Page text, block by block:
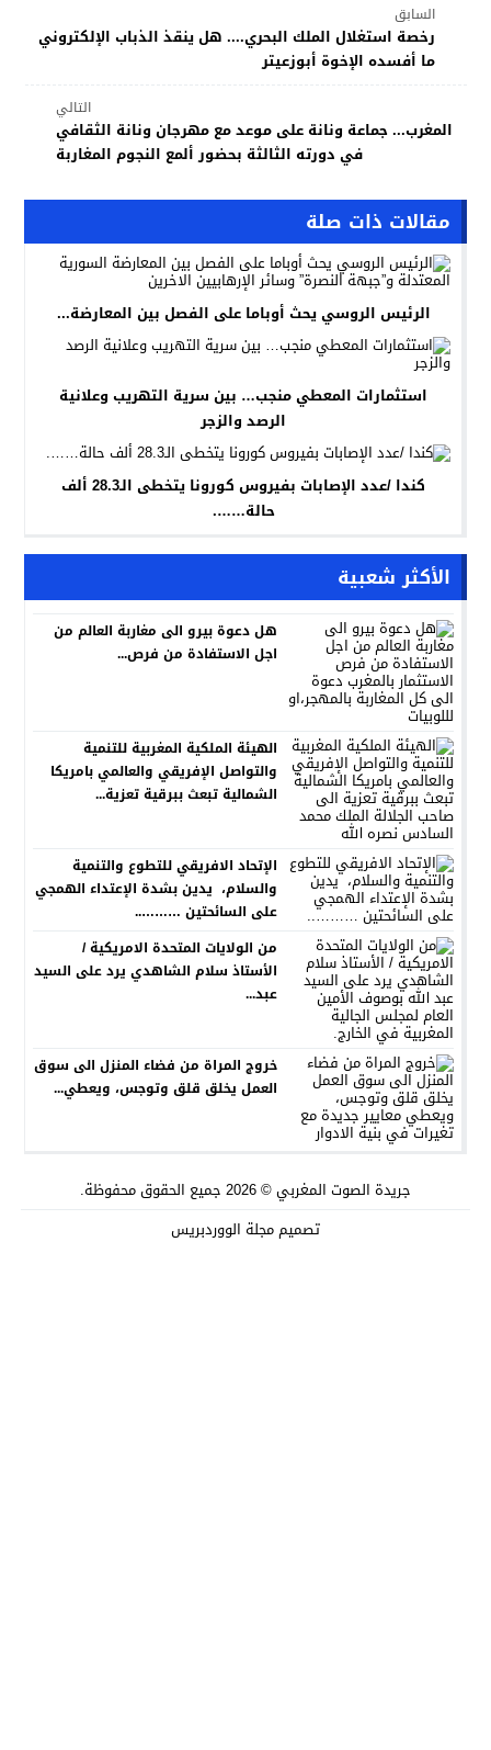
السابق
رخصة استغلال الملك البحري.... هل ينقذ الذباب الإلكتروني
ما أفسده الإخوة أبوزعيتر
التالي
المغرب... جماعة ونانة على موعد مع مهرجان ونانة الثقافي
في دورته الثالثة بحضور ألمع النجوم المغاربة
مقالات ذات صلة
الرئيس الروسي يحث أوباما على الفصل بين المعارضة...
استثمارات المعطي منجب… بين سرية التهريب وعلانية
الرصد والزجر
كندا /عدد الإصابات بفيروس كورونا يتخطى الـ28.3 ألف
حالة…….
الأكثر شعبية
هل دعوة بيرو الى مغاربة العالم من
اجل الاستفادة من فرص...
الهيئة الملكية المغربية للتنمية
والتواصل الإفريقي والعالمي بامريكا
الشمالية تبعث ببرقية تعزية...
الإتحاد الافريقي للتطوع والتنمية
والسلام، يدين بشدة الإعتداء الهمجي
على السائحتين ………..
من الولايات المتحدة الامريكية /
الأستاذ سلام الشاهدي يرد على السيد
عبد...
خروج المراة من فضاء المنزل الى سوق
العمل يخلق قلق وتوجس، ويعطي...
جريدة الصوت المغربي© 2026 جميع الحقوق محفوظة.
تصميممجلة الووردبريس